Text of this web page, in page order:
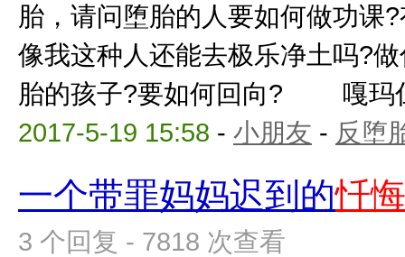
胎，请问堕胎的人要如何做功课
像我这种人还能去极乐净土吗?
胎的孩子?要如何回向? 嘎玛
2017-5-19 15:58 - 小朋友 - 反堕
一个带罪妈妈迟到的忏悔
3 个回复 - 7818 次查看